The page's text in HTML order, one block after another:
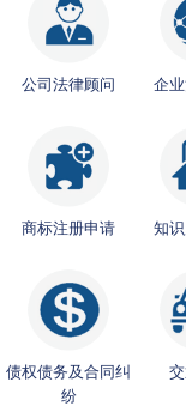
公司法律顾问 企
商标注册申请 知
债权债务及合同纠
纷